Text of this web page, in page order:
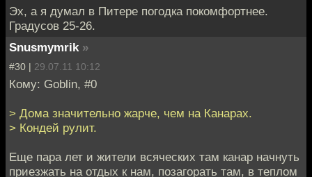
Эх, а я думал в Питере погодка покомфортнее.
Градусов 25-26.
Snusmymrik »
#30 | 29.07.11 10:12
Кому: Goblin, #0
> Дома значительно жарче, чем на Канарах.
> Кондей рулит.
Еще пара лет и жители всяческих там канар начнуть
приезжать на отдых к нам, позагорать там, в теплом